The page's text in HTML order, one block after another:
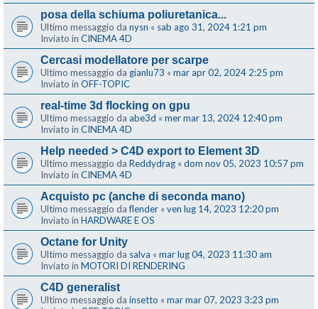
posa della schiuma poliuretanica...
Ultimo messaggio da nysn « sab ago 31, 2024 1:21 pm
Inviato in CINEMA 4D
Cercasi modellatore per scarpe
Ultimo messaggio da gianlu73 « mar apr 02, 2024 2:25 pm
Inviato in OFF-TOPIC
real-time 3d flocking on gpu
Ultimo messaggio da abe3d « mer mar 13, 2024 12:40 pm
Inviato in CINEMA 4D
Help needed > C4D export to Element 3D
Ultimo messaggio da Reddydrag « dom nov 05, 2023 10:57 pm
Inviato in CINEMA 4D
Acquisto pc (anche di seconda mano)
Ultimo messaggio daflender « ven lug 14, 2023 12:20 pm
Inviato in HARDWARE E OS
Octane for Unity
Ultimo messaggio da salva « mar lug 04, 2023 11:30 am
Inviato in MOTORI DI RENDERING
C4D generalist
Ultimo messaggio da insetto « mar mar 07, 2023 3:23 pm